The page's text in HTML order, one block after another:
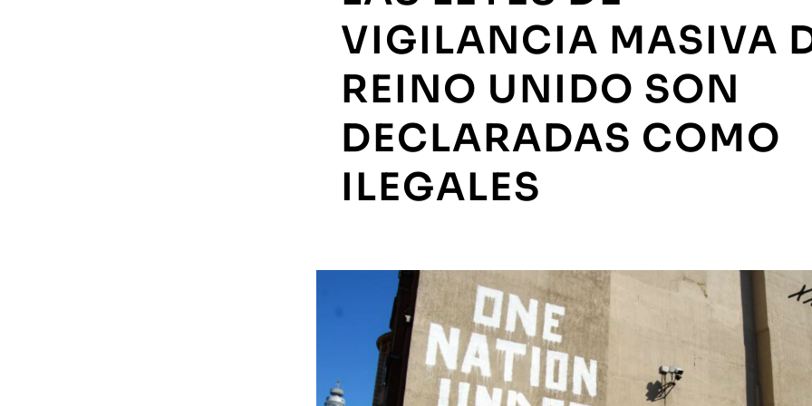
VIGILANCIA MASIVA
REINO UNIDO SON
DECLARADAS COMO
ILEGALES